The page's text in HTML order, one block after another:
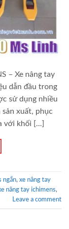
– Xe nâng tay
dẫn đầu trong
sử dụng nhiều
xuất, phục
với khối […]
ngắn, xe nâng tay
nâng tay ichimens,
Leave a comment